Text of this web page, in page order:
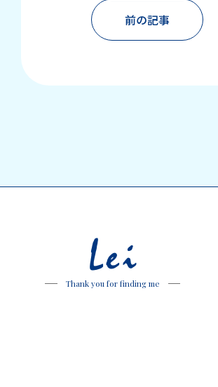
前の記事
Lei
Thank you for finding me